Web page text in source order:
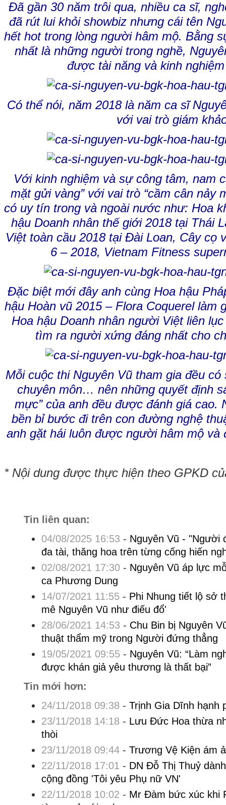
Đã gần 30 năm trôi qua, nhiều ca sĩ,
đã rút lui khỏi showbiz nhưng cái tên
hết hot trong lòng người hâm mộ. Bằng
nhất là những người trong nghề,
được tài năng và kinh
Có thể nói, năm 2018 là năm ca sĩ
với vai trò giám
Với kinh nghiệm và sự công tâm, nam
mặt gửi vàng” với vai trò “cầm cân nảy
có uy tín trong và ngoài nước như: Hoa
hậu Doanh nhân thế giới 2018 tại Thái
Việt toàn cầu 2018 tại Đài Loan, Cây cọ
6 – 2018, Vietnam Fitness
Đặc biệt mới đây anh cùng Hoa hậu
hậu Hoàn vũ 2015 – Flora Coquerel làm
Hoa hậu Doanh nhân người Việt liên
tìm ra người xứng đáng nhất cho
Mỗi cuộc thi Nguyên Vũ tham gia đều
chuyên môn… nên những quyết định
mực” của anh đều được đánh giá cao.
bền bỉ bước đi trên con đường nghệ
anh gặt hái luôn được người hâm mộ và
* Nội dung được thực hiện theo GPKD
Tin liên quan:
04/08/2025 16:53 - Nguyên Vũ - "Người
đa tài, thăng hoa trên từng cống hiến
02/08/2021 17:30- Nguyên Vũ áp lực
ca Phương Dung
14/07/2021 11:55- Phi Nhung tiết lộ sở
mê Nguyên Vũ như điếu đổ'
28/06/2021 14:53 - Chu Bin bị Nguyên
thuật thẩm mỹ trong Người đứng thẳng
19/05/2021 09:55- Nguyên Vũ: “Làm
được khán giả yêu thương là thất bại”
Tin mới hơn:
24/11/2018 09:38 - Trịnh Gia Dĩnh hạnh
23/11/2018 14:18 - Lưu Đức Hoa thừa
thòi
23/11/2018 09:44- Trương Vệ Kiện ám
22/11/2018 17:01 - DN Đỗ Thị Thuỷ
cộng đồng 'Tôi yêu Phụ nữ VN'
22/11/2018 10:02 - Mr Đàm bức xúc khi